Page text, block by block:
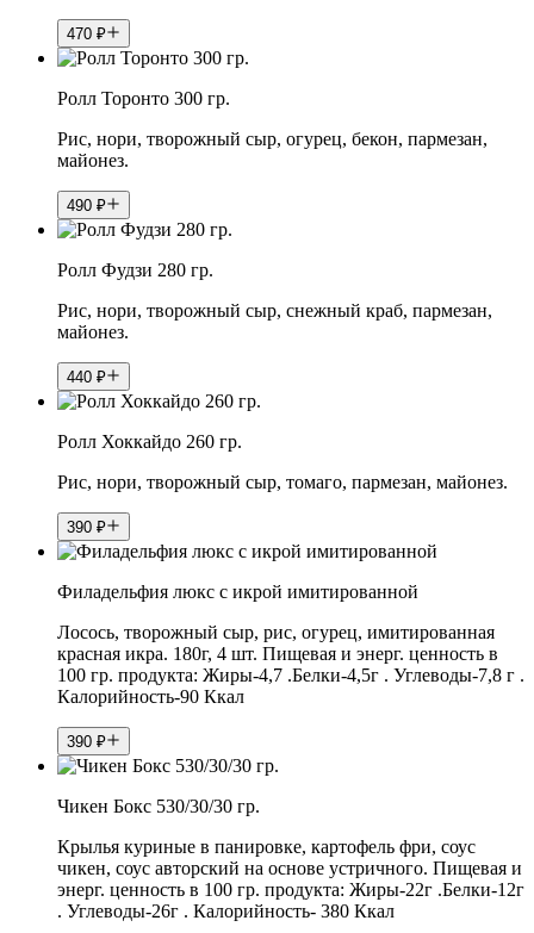
470 ₽
Ролл Торонто 300 гр.
Рис, нори, творожный сыр, огурец, бекон, пармезан,
майонез.
490 ₽
Ролл Фудзи 280 гр.
Рис, нори, творожный сыр, снежный краб, пармезан,
майонез.
440 ₽
Ролл Хоккайдо 260 гр.
Рис, нори, творожный сыр, томаго, пармезан, майонез.
390 ₽
Филадельфия люкс с икрой имитированной
Лосось, творожный сыр, рис, огурец, имитированная
красная икра. 180г, 4 шт. Пищевая и энерг. ценность в
100 гр. продукта: Жиры-4,7 .Белки-4,5г . Углеводы-7,8 г .
Калорийность-90 Ккал
390 ₽
Чикен Бокс 530/30/30 гр.
Крылья куриные в панировке, картофель фри, соус
чикен, соус авторский на основе устричного. Пищевая и
энерг. ценность в 100 гр. продукта: Жиры-22г .Белки-12г
. Углеводы-26г . Калорийность- 380 Ккал